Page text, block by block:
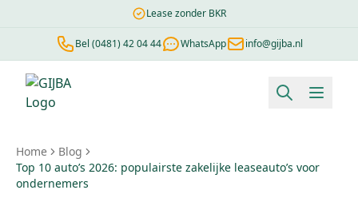
Lease zonder BKR
Bel (0481) 42 04 44 WhatsApp info@gijba.nl
Home
Blog
Top 10 auto’s 2026: populairste zakelijke leaseauto’s voor
ondernemers